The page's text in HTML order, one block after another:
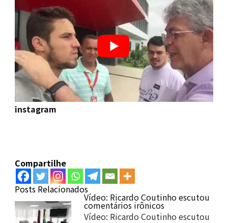
instagram
Compartilhe
Posts Relacionados
Vídeo: Ricardo Coutinho escutou
comentários irônicos
Vídeo: Ricardo Coutinho escutou